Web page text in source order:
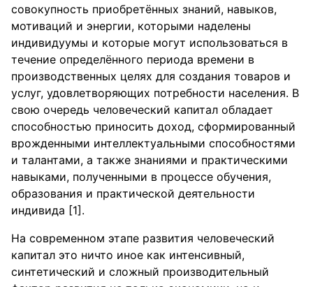
совокупность приобретённых знаний, навыков,
мотиваций и энергии, которыми наделены
индивидуумы и которые могут использоваться в
течение определённого периода времени в
производственных целях для создания товаров и
услуг, удовлетворяющих потребности населения. В
свою очередь человеческий капитал обладает
способностью приносить доход, сформированный
врожденными интеллектуальными способностями
и талантами, а также знаниями и практическими
навыками, полученными в процессе обучения,
образования и практической деятельности
индивида [1].
На современном этапе развития человеческий
капитал это ничто иное как интенсивный,
синтетический и сложный производительный